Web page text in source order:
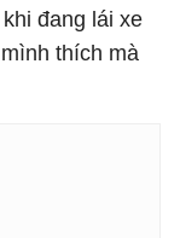
đang lái xe
thích mà